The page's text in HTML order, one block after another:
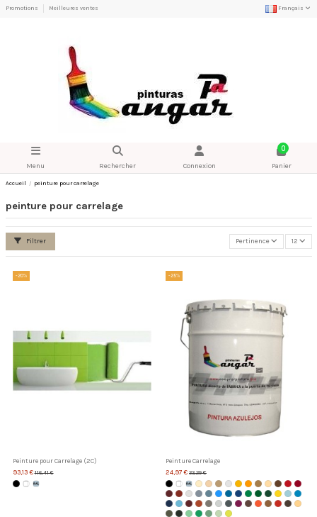
Promotions Meilleures ventes Français
Menu Rechercher Connexion
0
Panier
Accueil peinture pour carrelage
peinture pour carrelage
Filtrer Pertinence 12
-20%
Peinture pour Carrelage (2C)
93,13 €116,41 €
-25%
Peinture Carrelage
24,97 € 33,29 €